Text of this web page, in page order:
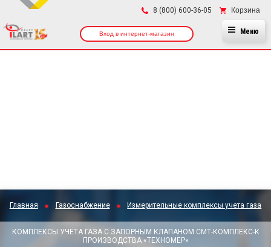
8 (800) 600-36-05 Корзина
Вход в интернет-магазин Меню
Главная Газоснабжение Измерительные комплексы учета газа
КОМПЛЕКСЫ УЧЁТА ГАЗА С ЗАПОРНЫМ КЛАПАНОМ СМТ-КОМПЛЕКС-К
ПРОИЗВОДСТВА «ТЕХНОМЕР»
×